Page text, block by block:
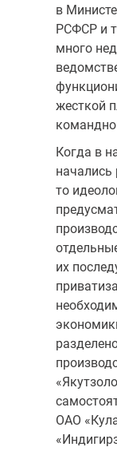
в
РСФСР и
много
жесткой
Когда в
то
их
ОАО